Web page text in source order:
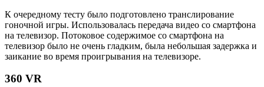
К очередному тесту было подготовлено транслирование
гоночной игры. Использовалась передача видео со смартфона
на телевизор. Потоковое содержимое со смартфона на
телевизор было не очень гладким, была небольшая задержка и
заикание во время проигрывания на телевизоре.
360 VR